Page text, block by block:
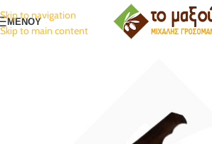
Skip to navigation
Skip to main content
ΜΕΝΟΥ